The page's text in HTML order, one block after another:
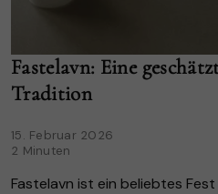
Fastelavn: Eine
Tradition
15. Februar 2026
2 Minuten
Fastelavn ist ein beliebtes